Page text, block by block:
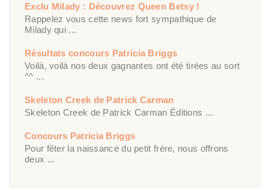
Exclu Milady : Découvrez Queen Betsy !
Rappelez vous cette news fort sympathique de
Milady qui ...
Résultats concours Patricia Briggs
Voilà, voilà nos deux gagnantes ont été tirées au sort
^^ ...
Skeleton Creek de Patrick Carman
Skeleton Creek de Patrick Carman Éditions ...
Concours Patricia Briggs
Pour fêter la naissance du petit frère, nous offrons
deux ...